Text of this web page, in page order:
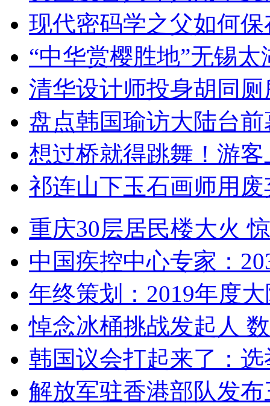
现代密码学之父如何
“中华赏樱胜地”无锡
清华设计师投身胡同
盘点韩国瑜访大陆台
想过桥就得跳舞！游客
祁连山下玉石画师用
重庆30层居民楼大火
中国疾控中心专家：
年终策划：2019年度
悼念冰桶挑战发起人
韩国议会打起来了：
解放军驻香港部队发